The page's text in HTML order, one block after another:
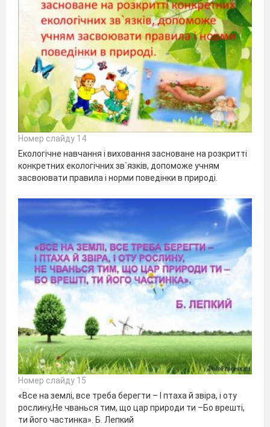
Номер слайду 14
Екологічне навчання і виховання засноване на розкритті
конкретних екологічних зв`язків, допоможе учням
засвоювати правила і норми поведінки в природі.
Номер слайду 15
«Все на землі, все треба берегти – І птаха й звіра, і оту
рослину,Не чванься тим, що цар природи ти –Бо врешті,
ти його частинка». Б. Лепкий